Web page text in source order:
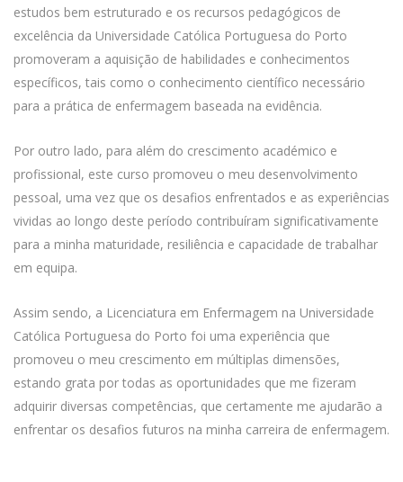
estudos bem estruturado e os recursos pedagógicos de
excelência da Universidade Católica Portuguesa do Porto
promoveram a aquisição de habilidades e conhecimentos
específicos, tais como o conhecimento científico necessário
para a prática de enfermagem baseada na evidência.
Por outro lado, para além do crescimento académico e
profissional, este curso promoveu o meu desenvolvimento
pessoal, uma vez que os desafios enfrentados e as experiências
vividas ao longo deste período contribuíram significativamente
para a minha maturidade, resiliência e capacidade de trabalhar
em equipa.
Assim sendo, a Licenciatura em Enfermagem na Universidade
Católica Portuguesa do Porto foi uma experiência que
promoveu o meu crescimento em múltiplas dimensões,
estando grata por todas as oportunidades que me fizeram
adquirir diversas competências, que certamente me ajudarão a
enfrentar os desafios futuros na minha carreira de enfermagem.